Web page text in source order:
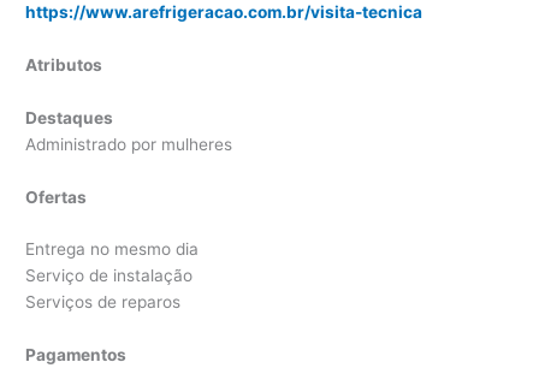
https://www.arefrigeracao.com.br/visita-tecnica
Atributos
Destaques
Administrado por mulheres
Ofertas
Entrega no mesmo dia
Serviço de instalação
Serviços de reparos
Pagamentos